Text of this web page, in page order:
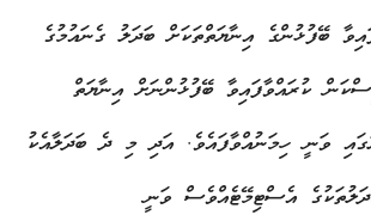
ބޭފުޅުންގެ އިނާޔަތްތަކަށް ބަދަލު ގެނައުމުގެ
ކުރައްވާފައިވާ ބޭފުޅުންނަށް އިނާޔަތް
ވަނީ ހިމަނުއްވާފައެވެ. އަދި މި ދެ ބަދަލާއެކު
އެސްޓިމޭޓެއްވެސް ވަނީ